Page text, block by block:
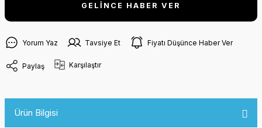
GELİNCE HABER VER
Yorum Yaz Tavsiye Et Fiyatı Düşünce Haber Ver
Paylaş Karşılaştır
Ürün Bilgisi